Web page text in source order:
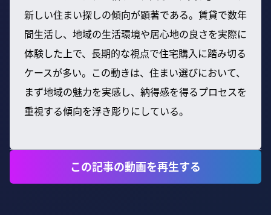
新しい住まい探しの傾向が顕著である。賃貸で数年
間生活し、地域の生活環境や居心地の良さを実際に
体験した上で、長期的な視点で住宅購入に踏み切る
ケースが多い。この動きは、住まい選びにおいて、
まず地域の魅力を実感し、納得感を得るプロセスを
重視する傾向を浮き彫りにしている。
この記事の動画を再生する